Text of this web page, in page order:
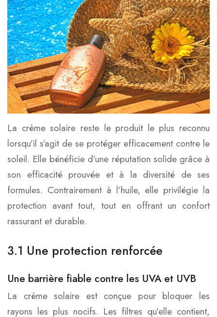
La crème solaire reste le produit le plus reconnu
lorsqu’il s’agit de se protéger efficacement contre le
soleil. Elle bénéficie d’une réputation solide grâce à
son efficacité prouvée et à la diversité de ses
formules. Contrairement à l’huile, elle privilégie la
protection avant tout, tout en offrant un confort
rassurant et durable.
3.1 Une protection renforcée
Une barrière fiable contre les UVA et UVB
La crème solaire est conçue pour bloquer les
rayons les plus nocifs. Les filtres qu’elle contient,